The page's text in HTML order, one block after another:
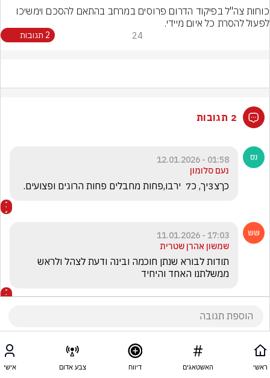
לפעול להסרת כל איום מיידי.
24 2 תגובות
2 תגובות
01:58 - 12.01.2026
נעם סלומון
כךצ3יך, כ7  ירבו,פחות מחבלים פחות הרוגים ופצועים.
17:03 - 11.01.2026
שמשון אהרן שטרית
ממשלתנו האחד והיחיד
ראשי האשטאגים דיווח צבע אדום אישי